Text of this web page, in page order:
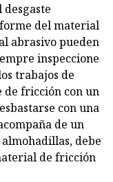
del material
abrasivo pueden
inspeccione
trabajos de
fricción con un
con una
de un
debe
de fricción